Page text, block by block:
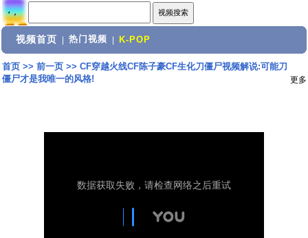
视频首页 热门视频 K-POP
首页>> 前一页>> CF穿越火线CF陈子豪CF生化刀僵尸视频解说:可能刀
僵尸才是我唯一的风格!
更多